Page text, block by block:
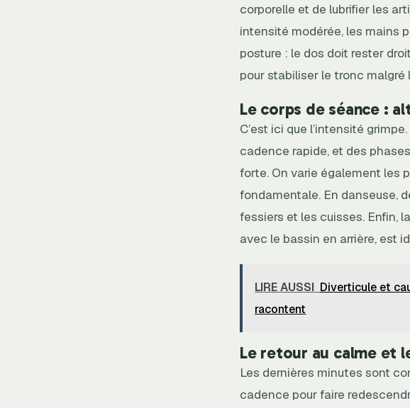
corporelle et de lubrifier les
intensité modérée, les mains
posture : le dos doit rester
pour stabiliser le tronc malgré
Le corps de séance :
C’est ici que l’intensité
cadence rapide, et des
forte. On varie également les
fondamentale. En danseuse,
fessiers et les cuisses. Enfin,
avec le bassin en arrière, est
LIRE AUSSI Diverticule et
racontent
Le retour au calme et
Les dernières minutes sont
cadence pour faire